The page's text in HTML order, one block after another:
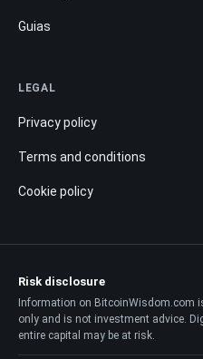
Guias
LEGAL
Privacy policy
Terms and conditions
Cookie policy
Risk disclosure
Information on BitcoinWisdom.com
only and is not investment advice.
entire capital may be at risk.